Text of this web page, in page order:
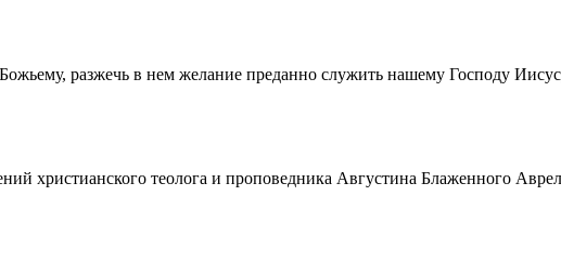
разжечь в нем желание преданно служить нашему Господу
христианского теолога и проповедника Августина Блаженного